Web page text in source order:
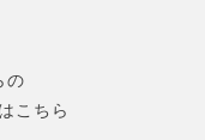
の
こちら